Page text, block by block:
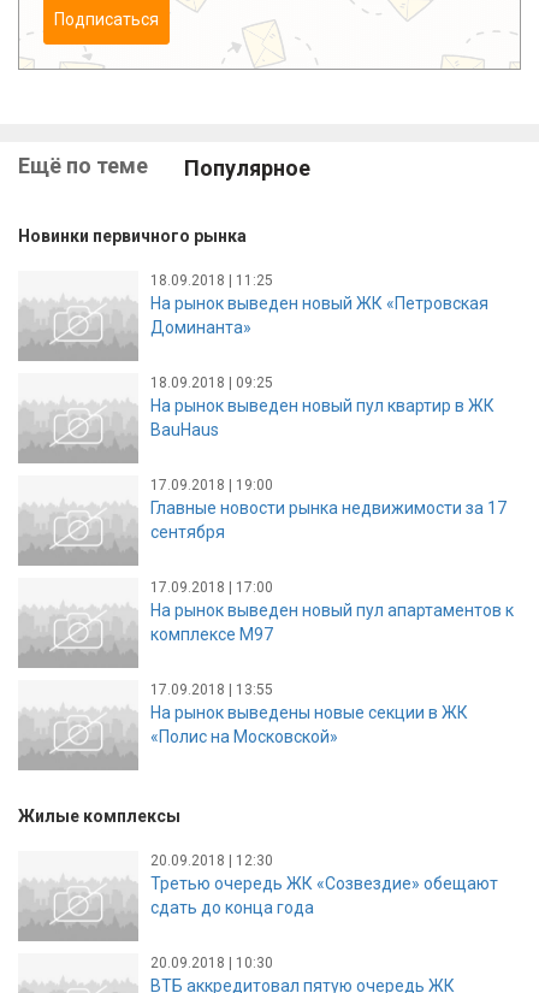
Подписаться
Ещё по теме Популярное
Новинки первичного рынка
18.09.2018 | 11:25
На рынок выведен новый ЖК «Петровская
Доминанта»
18.09.2018 | 09:25
На рынок выведен новый пул квартир в ЖК
BauHaus
17.09.2018 | 19:00
Главные новости рынка недвижимости за 17
сентября
17.09.2018 | 17:00
На рынок выведен новый пул апартаментов к
комплексе М97
17.09.2018 | 13:55
На рынок выведены новые секции в ЖК
«Полис на Московской»
Жилые комплексы
20.09.2018 | 12:30
Третью очередь ЖК «Созвездие» обещают
сдать до конца года
20.09.2018 | 10:30
ВТБ аккредитовал пятую очередь ЖК